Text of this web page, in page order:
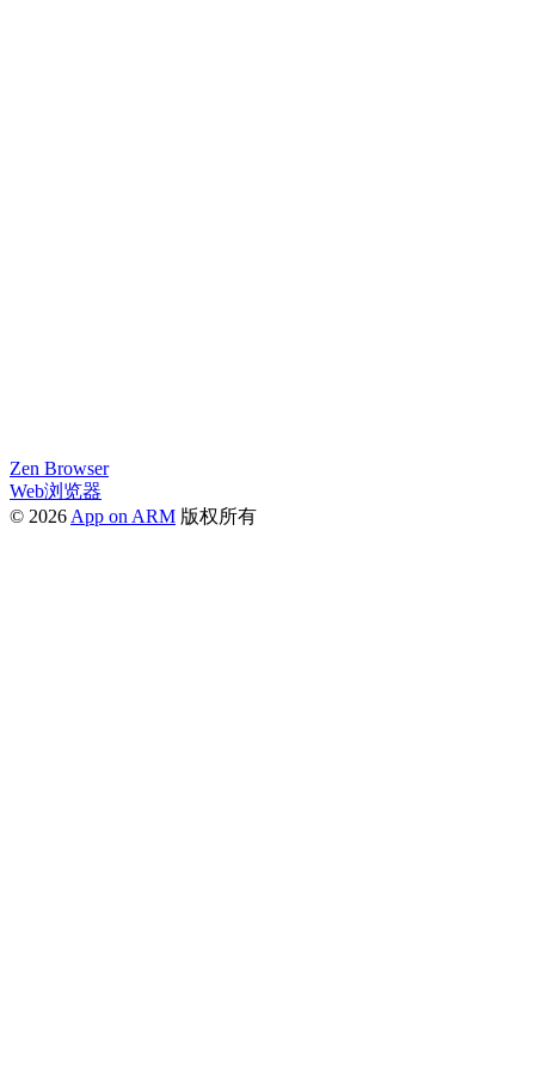
Zen Browser
Web浏览器
© 2026 App on ARM 版权所有